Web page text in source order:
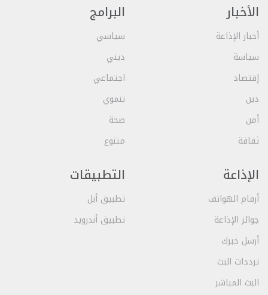
الأخبار
أخبار الإذاعة
سياسة
إقتصاد
دين
أمن
ثقافة
البرامج
سياسي
ديني
اجتماعي
تنموي
صحة
متنوع
الإذاعة
أرقام الهواتف
جوائز الإذاعة
أرسل خبرك
ترددات البث
البث المباشر
التطبيقات
تطبيق أبل
تطبيق أندرويد